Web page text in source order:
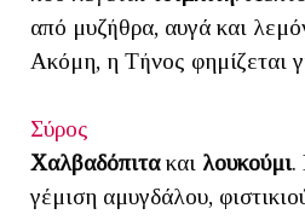
από μυζήθρα, αυγά και
Ακόμη, η Τήνος φημίζεται
Σύρος
Χαλβαδόπιτακαι λουκούμι.
γέμιση αμυγδάλου,